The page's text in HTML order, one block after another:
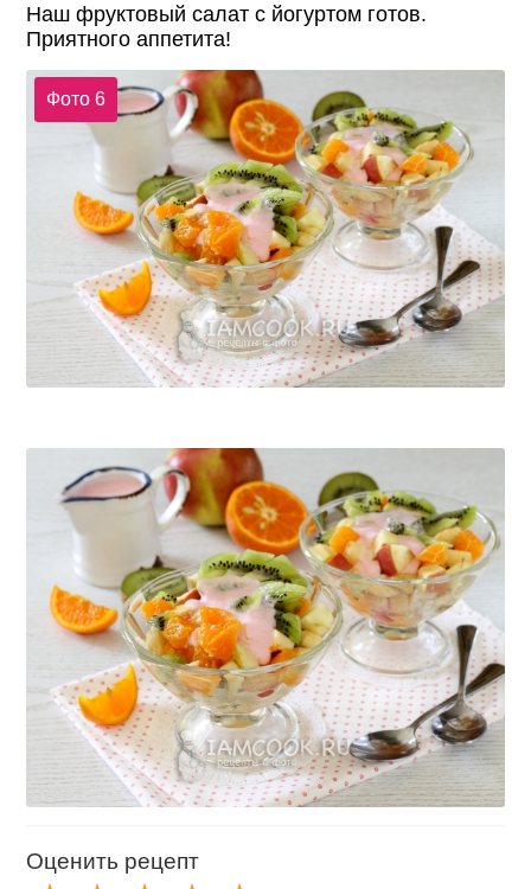
Наш фруктовый салат с йогуртом готов.
Приятного аппетита!
Фото 6
Оценить рецепт